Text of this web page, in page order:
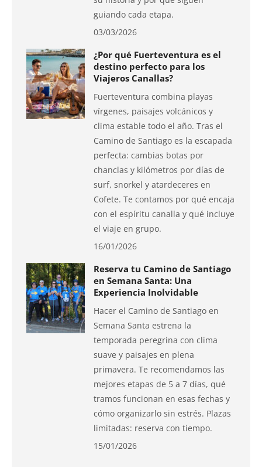
guiando cada etapa.
03/03/2026
¿Por qué Fuerteventura es el
destino perfecto para los
Viajeros Canallas?
Fuerteventura combina playas
vírgenes, paisajes volcánicos y
clima estable todo el año. Tras el
Camino de Santiago es la escapada
perfecta: cambias botas por
chanclas y kilómetros por días de
surf, snorkel y atardeceres en
Cofete. Te contamos por qué encaja
con el espíritu canalla y qué incluye
el viaje en grupo.
16/01/2026
Reserva tu Camino de Santiago
en Semana Santa: Una
Experiencia Inolvidable
Hacer el Camino de Santiago en
Semana Santa estrena la
temporada peregrina con clima
suave y paisajes en plena
primavera. Te recomendamos las
mejores etapas de 5 a 7 días, qué
tramos funcionan en esas fechas y
cómo organizarlo sin estrés. Plazas
limitadas: reserva con tiempo.
15/01/2026